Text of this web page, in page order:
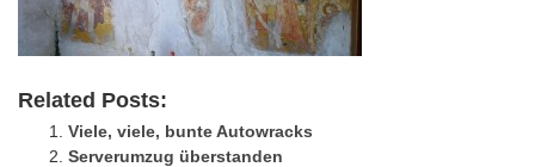
Related Posts:
Viele, viele, bunte Autowracks
Serverumzug überstanden